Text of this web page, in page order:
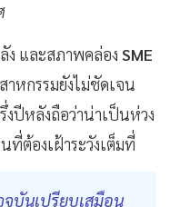
และสภาพคล่อง SME
หกรรมยังไม่ชัดเจน
งปีหลังถือว่าน่าเป็นห่วง
ที่ต้องเฝ้าระวังเต็มที่
จุบันเปรียบเสมือน